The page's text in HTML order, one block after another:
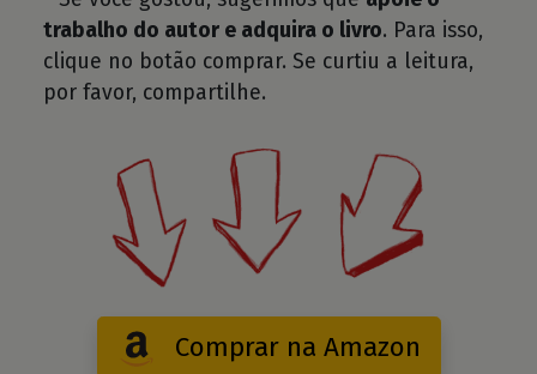
trabalho do autor e adquira o livro. Para isso,
clique no botão comprar. Se curtiu a leitura,
por favor, compartilhe.
Comprar na Amazon